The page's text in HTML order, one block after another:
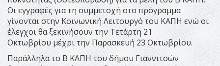
Οι εγγραφές για τη συμμετοχή στο πρόγραμμα
γίνονται στην Κοινωνική Λειτουργό του ΚΑΠΗ ενώ οι
έλεγχοι θα ξεκινήσουν την Τετάρτη 21
Οκτωβρίου μέχρι την Παρασκευή 23 Οκτωβρίου.
Παράλληλα το Β ΚΑΠΗ του δήμου Γιαννιτσών